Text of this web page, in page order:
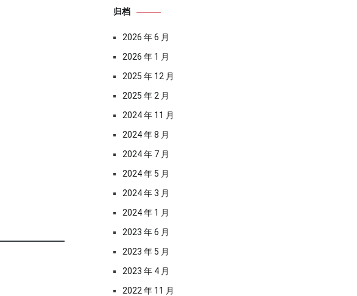
归档
2026 年 6 月
2026 年 1 月
2025 年 12 月
2025 年 2 月
2024 年 11 月
2024 年 8 月
2024 年 7 月
2024 年 5 月
2024 年 3 月
2024 年 1 月
2023 年 6 月
2023 年 5 月
2023 年 4 月
2022 年 11 月